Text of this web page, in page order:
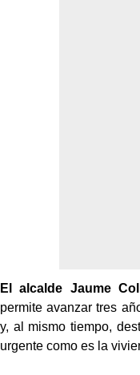
El alcalde Jaume
permite avanzar tres
y, al mismo tiempo,
urgente como es la